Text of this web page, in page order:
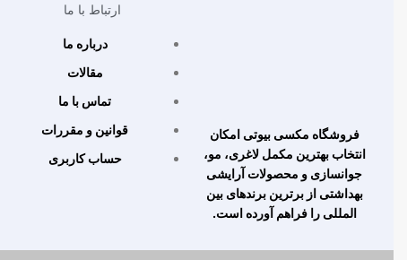
فروشگاه مکسی بیوتی امکان
انتخاب بهترین مکمل لاغری، مو،
جوانسازی و محصولات آرایشی
بهداشتی از برترین برندهای بین
المللی را فراهم آورده است.
ارتباط با ما
درباره ما
مقالات
تماس با ما
قوانین و مقررات
حساب کاربری